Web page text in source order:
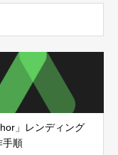
」レンディング
手順